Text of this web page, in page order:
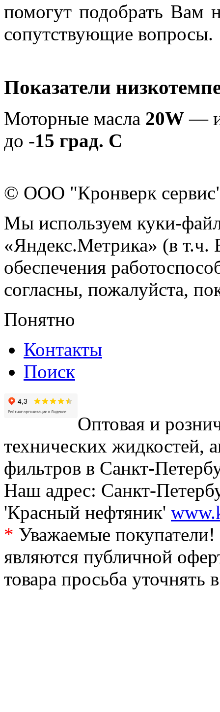
помогут подобрать Вам
сопутствующие
Показатели
Моторные масла 20W —
до -15 град. С
© ООО "Кронверк
Мы используем куки-
«Яндекс.Метрика» (в т.ч.
обеспечения
согласны, пожалуйста,
Понятно
Контакты
Поиск
Оптовая и
технических жидкостей,
фильтров в Санкт-
Наш адрес: Санкт-
'Красный нефтяник'
* Уважаемые
являются публичной
товара просьба уточнять